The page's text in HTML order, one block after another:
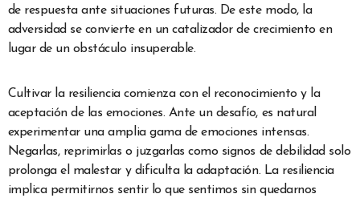
de respuesta ante situaciones futuras. De este modo, la
adversidad se convierte en un catalizador de crecimiento en
lugar de un obstáculo insuperable.
Cultivar la resiliencia comienza con el reconocimiento y la
aceptación de las emociones. Ante un desafío, es natural
experimentar una amplia gama de emociones intensas.
Negarlas, reprimirlas o juzgarlas como signos de debilidad solo
prolonga el malestar y dificulta la adaptación. La resiliencia
implica permitirnos sentir lo que sentimos sin quedarnos